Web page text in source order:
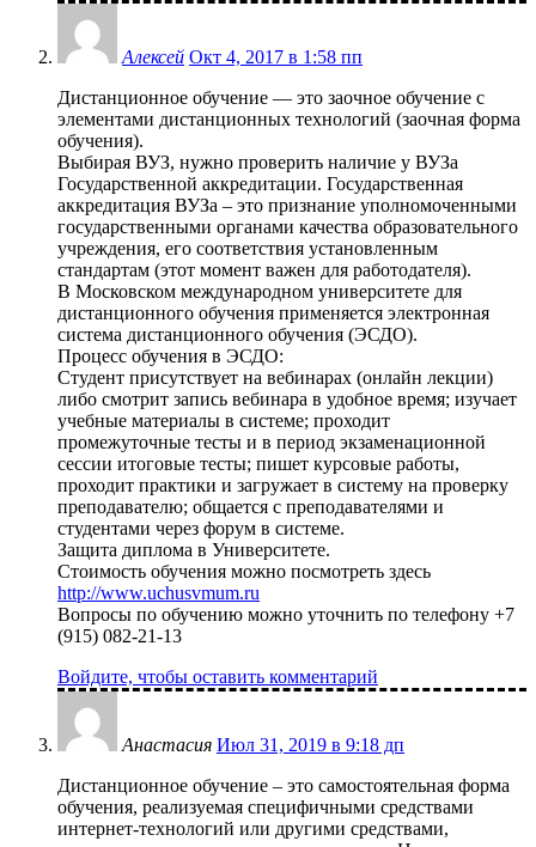
Алексей Окт 4, 2017 в 1:58 пп
Дистанционное обучение — это заочное обучение с
элементами дистанционных технологий (заочная форма
обучения).
Выбирая ВУЗ, нужно проверить наличие у ВУЗа
Государственной аккредитации. Государственная
аккредитация ВУЗа – это признание уполномоченными
государственными органами качества образовательного
учреждения, его соответствия установленным
стандартам (этот момент важен для работодателя).
В Московском международном университете для
дистанционного обучения применяется электронная
система дистанционного обучения (ЭСДО).
Процесс обучения в ЭСДО:
Студент присутствует на вебинарах (онлайн лекции)
либо смотрит запись вебинара в удобное время; изучает
учебные материалы в системе; проходит
промежуточные тесты и в период экзаменационной
сессии итоговые тесты; пишет курсовые работы,
проходит практики и загружает в систему на проверку
преподавателю; общается с преподавателями и
студентами через форум в системе.
Защита диплома в Университете.
Стоимость обучения можно посмотреть здесь
http://www.uchusvmum.ru
Вопросы по обучению можно уточнить по телефону +7
(915) 082-21-13
Войдите, чтобы оставить комментарий
Анастасия Июл 31, 2019 в 9:18 дп
Дистанционное обучение – это самостоятельная форма
обучения, реализуемая специфичными средствами
интернет-технологий или другими средствами,